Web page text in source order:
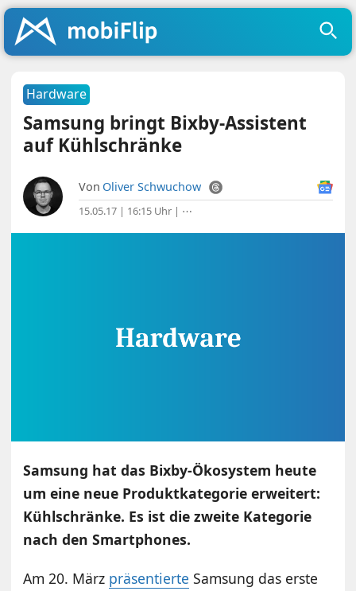
Hardware
Samsung bringt Bixby-Assistent
auf Kühlschränke
Von Oliver Schwuchow
15.05.17 | 16:15 Uhr | ⋯
Samsung hat das Bixby-Ökosystem heute
um eine neue Produktkategorie erweitert:
Kühlschränke. Es ist die zweite Kategorie
nach den Smartphones.
Am 20. März präsentierte Samsung das erste